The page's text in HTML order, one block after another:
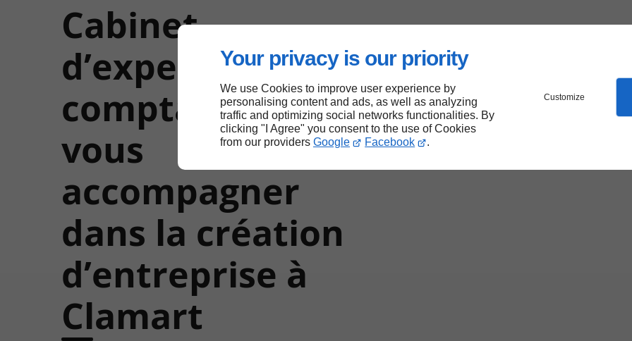
Your privacy is our priority
We use Cookies to improve user experience by
personalising content and ads, as well as analyzing
traffic and optimizing social networks functionalities. By
clicking "I Agree" you consent to the use of Cookies
from our providers Google Facebook .
Customize
Cabinet
d’expertise
comptable pour
vous
accompagner
dans la création
d’entreprise à
Clamart